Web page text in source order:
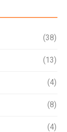
(38)
(13)
(4)
(8)
(4)